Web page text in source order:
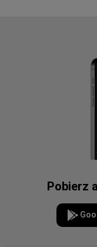
Pobierz